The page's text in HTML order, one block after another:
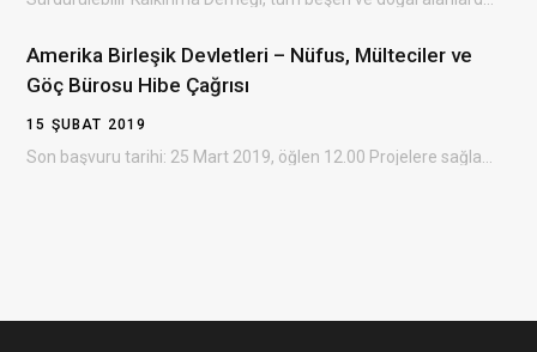
Amerika Birleşik Devletleri – Nüfus, Mülteciler ve
Göç Bürosu Hibe Çağrısı
15 ŞUBAT 2019